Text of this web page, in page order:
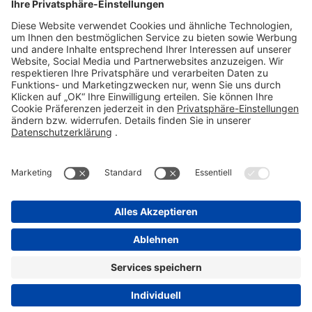
Telefon 06101 603-0
Fax 06101 603-259
info@stada.de
Kontakt
Compliance Reporting Portal ⧉
FOLGEN SIE UNS
Datenschutz